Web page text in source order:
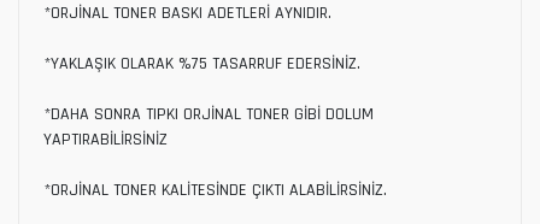
*ORJİNAL TONER BASKI ADETLERİ AYNIDIR.
*YAKLAŞIK OLARAK %75 TASARRUF EDERSİNİZ.
*DAHA SONRA TIPKI ORJİNAL TONER GİBİ DOLUM
YAPTIRABİLİRSİNİZ
*ORJİNAL TONER KALİTESİNDE ÇIKTI ALABİLİRSİNİZ.